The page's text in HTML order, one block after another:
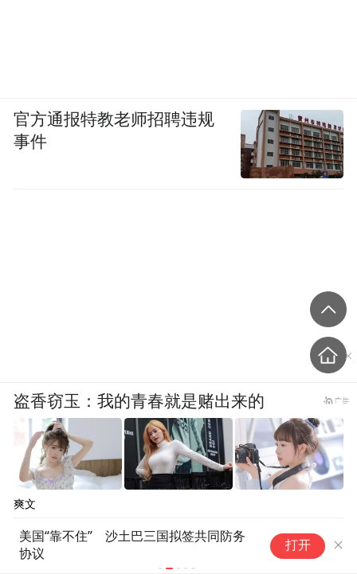
美国“靠不住” 沙土巴三国拟签共同防务
协议
打开
官方通报特教老师招聘违规
事件
盗香窃玉：我的青春就是赌出来的
爽文